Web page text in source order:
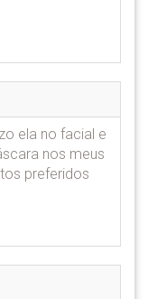
ela no facial e
nos meus
preferidos